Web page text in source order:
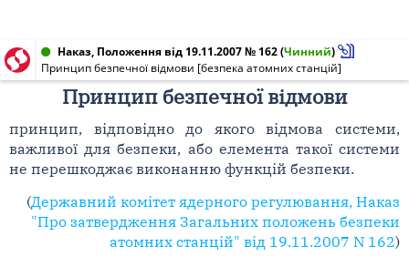
Наказ, Положення від 19.11.2007 № 162(Чинний)
Принцип безпечної відмови [безпека атомних станцій]